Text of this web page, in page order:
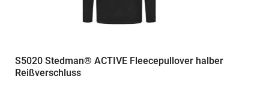
S5020 Stedman® ACTIVE Fleecepullover halber
Reißverschluss